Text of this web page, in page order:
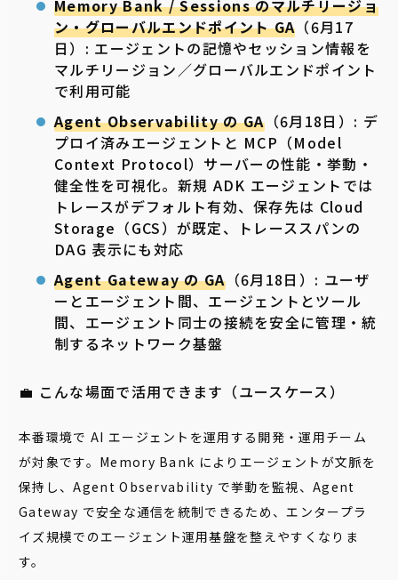
Memory Bank / Sessions のマルチリージョ
ン・グローバルエンドポイント GA （6月17
日）: エージェントの記憶やセッション情報を
マルチリージョン／グローバルエンドポイント
で利用可能
Agent Observability の GA（6月18日）: デ
プロイ済みエージェントと MCP（Model
Context Protocol）サーバーの性能・挙動・
健全性を可視化。新規 ADK エージェントでは
トレースがデフォルト有効、保存先は Cloud
Storage（GCS）が既定、トレーススパンの
DAG 表示にも対応
Agent Gateway の GA（6月18日）: ユーザ
ーとエージェント間、エージェントとツール
間、エージェント同士の接続を安全に管理・統
制するネットワーク基盤
💼 こんな場面で活用できます（ユースケース）
本番環境で AI エージェントを運用する開発・運用チーム
が対象です。Memory Bank によりエージェントが文脈を
保持し、Agent Observability で挙動を監視、Agent
Gateway で安全な通信を統制できるため、エンタープラ
イズ規模でのエージェント運用基盤を整えやすくなりま
す。